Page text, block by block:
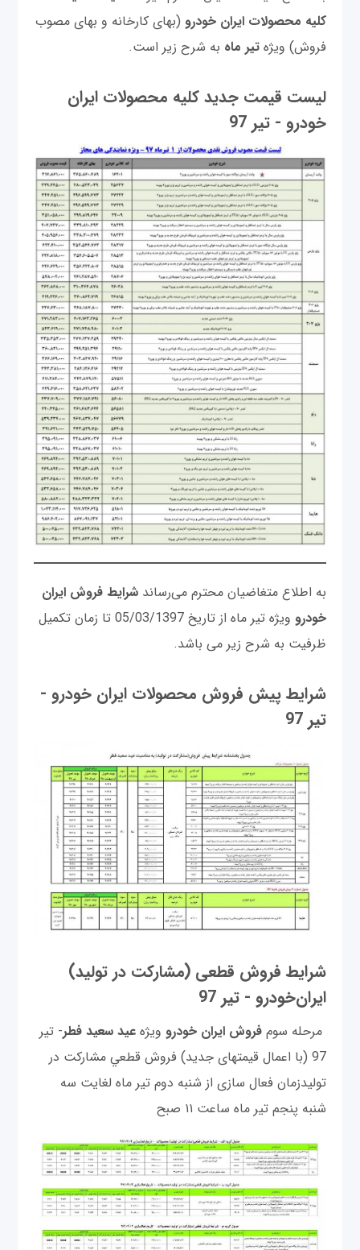
کلیه محصولات ایران خودرو (بهای کارخانه و بهای مصوب
فروش) ویژهتیر ماه به شرح زیر است.
لیست قیمت جدید کلیه محصولات ایران
خودرو - تیر 97
به اطلاع متغاضیان محترم می‌رساند شرایط فروش ایران
خودرو
ویژه تیر ماه از تاریخ 05/03/1397 تا زمان تکمیل
ظرفیت به شرح زیر می باشد.
شرایط پیش فروش محصولات ایران خودرو -
تیر 97
شرایط فروش قطعی (مشارکت در تولید)
ایران‌خودرو - تیر 97
مرحله سومفروش ایران خودرو ويژه عيد سعيد فطر- تیر
97 (با اعمال قیمتهای جدید) فروش قطعي مشاركت در
توليدزمان فعال سازی از شنبه دوم تیر ماه لغایت سه
شنبه پنجم تیر ماه ساعت ۱۱ صبح